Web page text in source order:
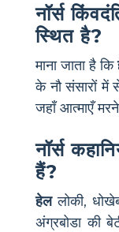
नॉर्स
स्थित है?
माना जाता है कि
के नौ संसारों
जहाँ आत्माएँ
नॉर्स
हैं?
हेललोकी,
अंग्रबोडा की